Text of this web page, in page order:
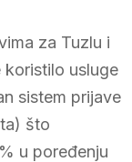
za Tuzlu i
koristilo usluge
sistem prijave
što
u poređenju